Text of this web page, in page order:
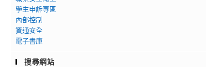
學生申訴專區
內部控制
資通安全
電子書庫
搜尋網站